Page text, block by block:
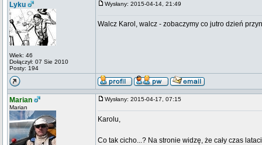
Lyku
Wiek: 46
Dołączył: 07 Sie 2010
Posty: 194
Wysłany: 2015-04-14, 21:49
Walcz Karol, walcz - zobaczymy co jutro dzień
Marian
Marian
Wysłany: 2015-04-17, 07:15
Karolu,
Co tak cicho...? Na stronie widzę, że cały czas